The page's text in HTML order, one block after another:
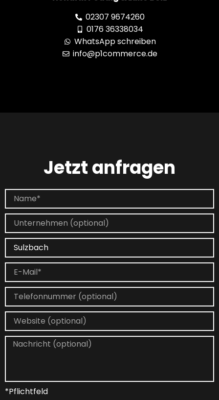
02307 9674260
0176 36338034
WhatsApp schreiben
info@p1commerce.de
Jetzt anfragen
*Pflichtfeld